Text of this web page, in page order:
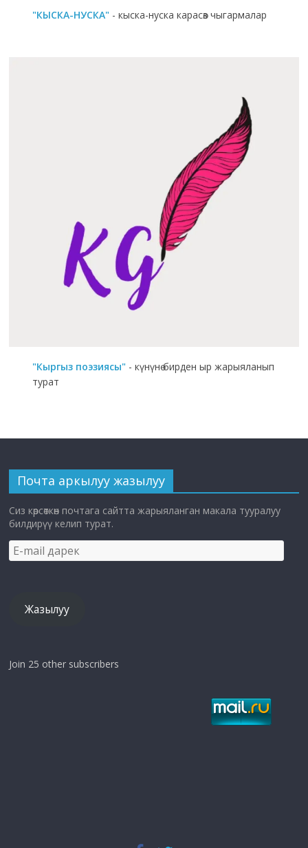
"КЫСКА-НУСКА" - кыска-нуска карасөз чыгармалар
"Кыргыз поэзиясы" - күнүнө бирден ыр жарыяланып
турат
Почта аркылуу жазылуу
Сиз көрсөткөн почтага сайтта жарыяланган макала тууралуу
билдирүү келип турат.
E-
mail
Жазылуу
Join 25 other subscribers